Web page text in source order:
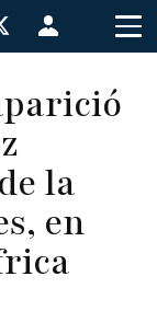
Menú
de
cuenta
de
la
en